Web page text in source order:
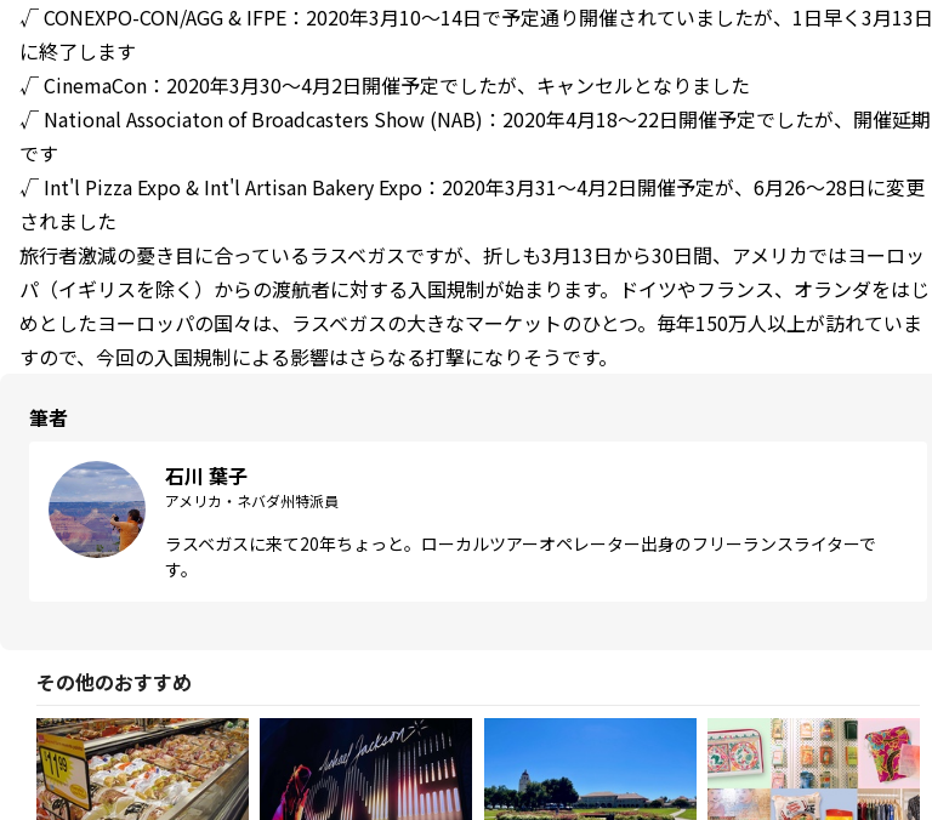
√ CONEXPO-CON/AGG & IFPE：2020年3月10〜14日で予定通り開催されていましたが、1日早く3月13日
に終了します
√ CinemaCon：2020年3月30〜4月2日開催予定でしたが、キャンセルとなりました
√ National Associaton of Broadcasters Show (NAB)：2020年4月18〜22日開催予定でしたが、開催延期
です
√ Int'l Pizza Expo & Int'l Artisan Bakery Expo：2020年3月31〜4月2日開催予定が、6月26〜28日に変更
されました
旅行者激減の憂き目に合っているラスベガスですが、折しも3月13日から30日間、アメリカではヨーロッ
パ（イギリスを除く）からの渡航者に対する入国規制が始まります。ドイツやフランス、オランダをはじ
めとしたヨーロッパの国々は、ラスベガスの大きなマーケットのひとつ。毎年150万人以上が訪れていま
すので、今回の入国規制による影響はさらなる打撃になりそうです。
筆者
石川 葉子
アメリカ・ネバダ州特派員
ラスベガスに来て20年ちょっと。ローカルツアーオペレーター出身のフリーランスライターで
す。
その他のおすすめ